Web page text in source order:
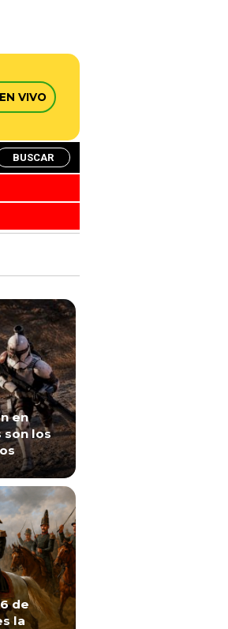
VIVO
BUSCAR
en
son los
de
la